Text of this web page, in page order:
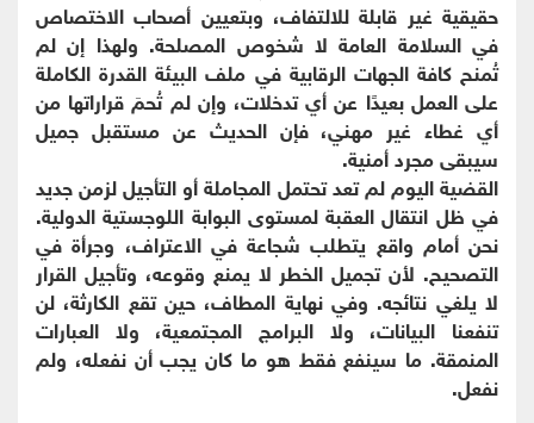
حقيقية غير قابلة للالتفاف، وبتعيين أصحاب الاختصاص
في السلامة العامة لا شخوص المصلحة. ولهذا إن لم
تُمنح كافة الجهات الرقابية في ملف البيئة القدرة الكاملة
على العمل بعيدًا عن أي تدخلات، وإن لم تُحمَ قراراتها من
أي غطاء غير مهني، فإن الحديث عن مستقبل جميل
سيبقى مجرد أمنية.
القضية اليوم لم تعد تحتمل المجاملة أو التأجيل لزمن جديد
في ظل انتقال العقبة لمستوى البوابة اللوجستية الدولية.
نحن أمام واقع يتطلب شجاعة في الاعتراف، وجرأة في
التصحيح. لأن تجميل الخطر لا يمنع وقوعه، وتأجيل القرار
لا يلغي نتائجه. وفي نهاية المطاف، حين تقع الكارثة، لن
تنفعنا البيانات، ولا البرامج المجتمعية، ولا العبارات
المنمقة. ما سينفع فقط هو ما كان يجب أن نفعله، ولم
نفعل.